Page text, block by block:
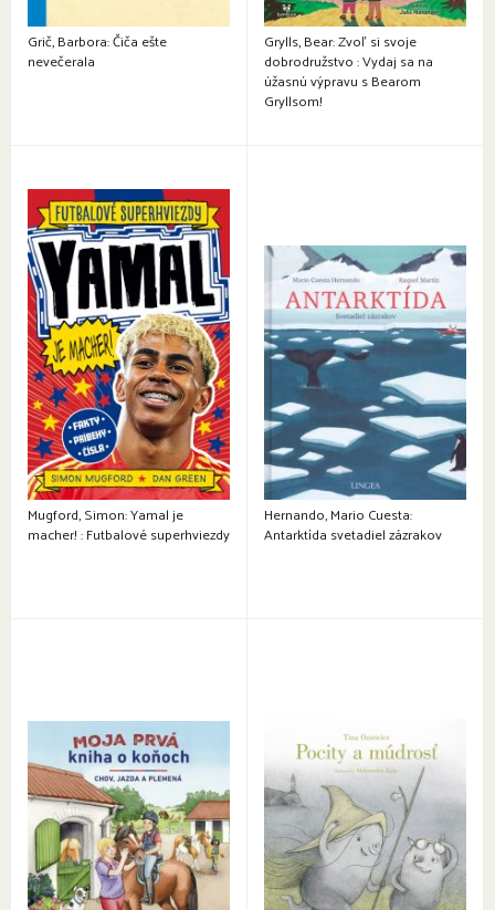
Grič, Barbora: Čiča ešte
nevečerala
Grylls, Bear: Zvoľ si svoje
dobrodružstvo : Vydaj sa na
úžasnú výpravu s Bearom
Gryllsom!
Mugford, Simon: Yamal je
macher! : Futbalové superhviezdy
Hernando, Mario Cuesta:
Antarktída svetadiel zázrakov